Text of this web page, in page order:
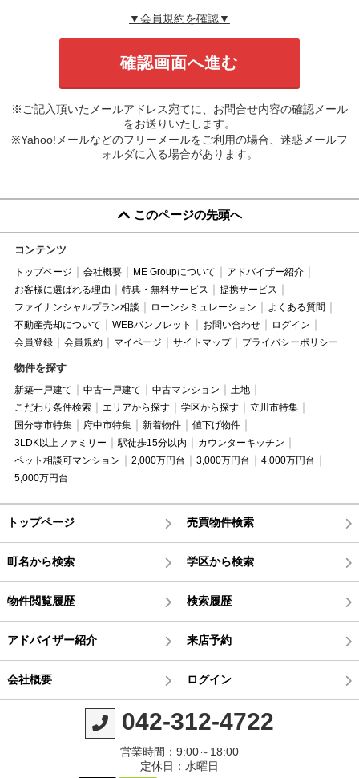
▼会員規約を確認▼
※ご記入頂いたメールアドレス宛てに、お問合せ内容の確認メール
をお送りいたします。
※Yahoo!メールなどのフリーメールをご利用の場合、迷惑メールフ
ォルダに入る場合があります。
このページの先頭へ
コンテンツ
トップページ 会社概要 ME Groupについて
アドバイザー紹介
お客様に選ばれる理由
特典・無料サービス
提携サービス
ファイナンシャルプラン相談
ローンシミュレーション
よくある質問
不動産売却について
WEBパンフレット お問い合わせ
ログイン
会員登録
会員規約 マイページ サイトマップ プライバシーポリシー
物件を探す
新築一戸建て 中古一戸建て 中古マンション
土地
こだわり条件検索
エリアから探す 学区から探す
立川市特集
国分寺市特集
府中市特集 新着物件
値下げ物件
3LDK以上ファミリー
駅徒歩15分以内
カウンターキッチン
ペット相談可マンション
2,000万円台 3,000万円台
4,000万円台
5,000万円台
トップページ 売買物件検索
町名から検索 学区から検索
物件閲覧履歴 検索履歴
アドバイザー紹介 来店予約
会社概要 ログイン
042-312-4722
営業時間：9:00～18:00
定休日：水曜日